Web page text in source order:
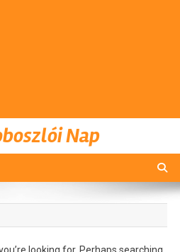
Nap